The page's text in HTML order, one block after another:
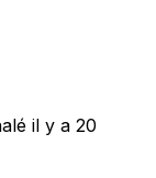
il y a 20